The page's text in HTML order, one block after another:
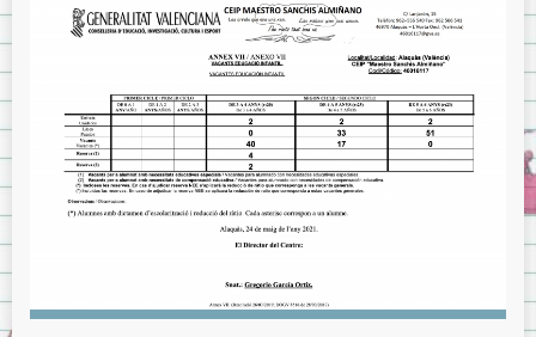
Model de tíquet de menjador.
ITACA per les famílies
Sol·licitud d’accés a «Itaca Familia»
ITACA pels docents